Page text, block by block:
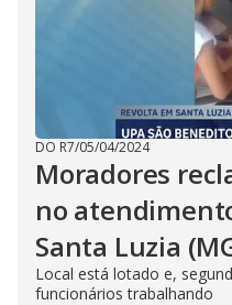
DO R7/05/04/2024
Moradores
no
Santa Luzia
Local está lotado e,
funcionários trabalhando